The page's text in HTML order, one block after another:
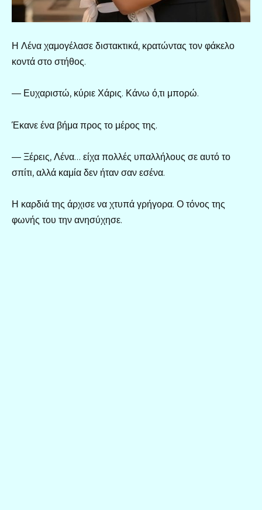
Η Λένα χαμογέλασε διστακτικά, κρατώντας τον φάκελο
κοντά στο στήθος.
— Ευχαριστώ, κύριε Χάρις. Κάνω ό,τι μπορώ.
Έκανε ένα βήμα προς το μέρος της.
— Ξέρεις, Λένα… είχα πολλές υπαλλήλους σε αυτό το
σπίτι, αλλά καμία δεν ήταν σαν εσένα.
Η καρδιά της άρχισε να χτυπά γρήγορα. Ο τόνος της
φωνής του την ανησύχησε.